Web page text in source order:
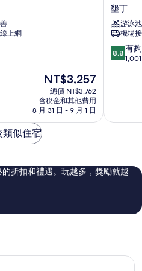
上網
現
在
價
格
為
NT$3,257
總價 NT$3,762
含稅金和其他費用
8 月 31 日 - 9 月 1 日
丁
凱
撒
大
飯
店
墾丁
游泳池
機場
8.8
分，
夠
評
論
8.8 有
類似住宿
折扣和禮遇。玩越多，獎勵就越